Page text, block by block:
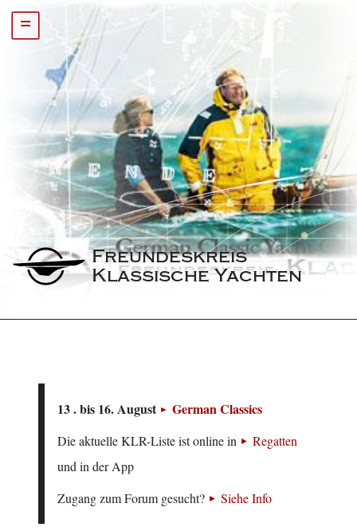
=
Freundeskreis
Klassische Yachten
13 . bis 16. August German Classics
Die aktuelle KLR-Liste ist online in
Regatten
und in der App
Zugang zum Forum gesucht?
Siehe Info